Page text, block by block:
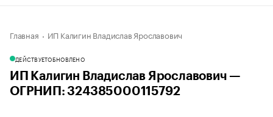
Главная ИП Калигин Владислав Ярославович
ДЕЙСТВУЕТОБНОВЛЕНО
ИП Калигин Владислав Ярославович —
ОГРНИП: 324385000115792